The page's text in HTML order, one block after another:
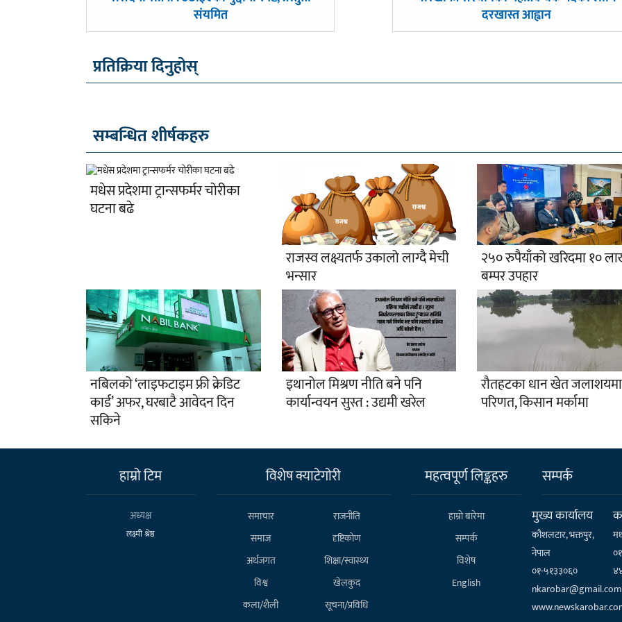
संयमित
दरखास्त आह्वान
प्रतिक्रिया दिनुहोस्
सम्बन्धित शीर्षकहरु
मधेस प्रदेशमा ट्रान्सफर्मर चोरीका
घटना बढे
राजस्व लक्ष्यतर्फ उकालो लाग्दै मेची
भन्सार
२५० रुपैयाँको खरिदमा १०
बम्पर उपहार
नबिलको ‘लाइफटाइम फ्री क्रेडिट
कार्ड’ अफर, घरबाटै आवेदन दिन
सकिने
इथानोल मिश्रण नीति बने पनि
कार्यान्वयन सुस्त : उद्यमी खरेल
रौतहटका धान खेत जलाशयमा
परिणत, किसान मर्कामा
हाम्राे टिम
अध्यक्ष
लक्ष्मी श्रेष्ठ
विशेष क्याटेगाेरी
समाचार
राजनीति
समाज
दृष्टिकोण
अर्थजगत
शिक्षा/स्वास्थ्य
विश्व
खेलकुद
कला/शैली
सूचना/प्रविधि
महत्वपूर्ण लिङ्कहरु
हाम्राे बारेमा
सम्पर्क
विशेष
English
सम्पर्क
मुख्य कार्यालय
कौशलटार, भक्तपुर,
नेपाल
०१-५१३३०६०
nkarobar@gmail.com